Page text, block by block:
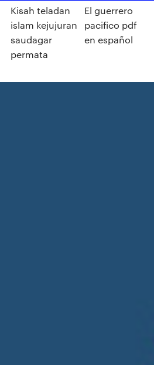
Kisah teladan
islam kejujuran
saudagar
permata
El guerrero
pacifico pdf
en español